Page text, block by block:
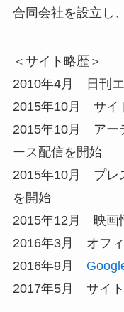
合同会社を設立し
＜サイト略歴＞
2010年4月 日刊
2015年10月 サイ
2015年10月 アー
ース配信を開始
2015年10月 プレ
を開始
2015年12月 映画
2016年3月 オフ
2016年9月
2017年5月 サイ